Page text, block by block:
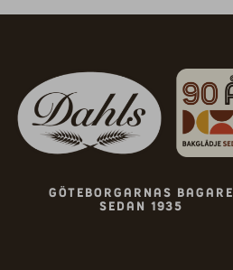
Göteborgarnas bagare
sedan 1935